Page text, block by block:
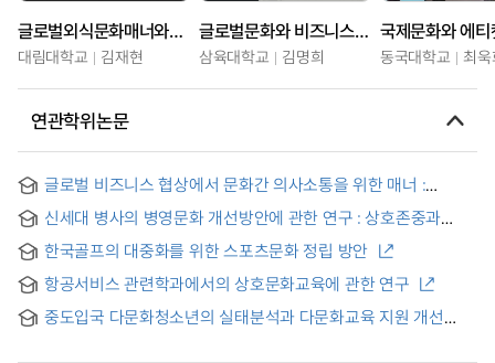
글로벌외식문화매너와에티켓
대림대학교 김재현
글로벌문화와 비즈니스매너
삼육대학교 김명희
국제문화와 에
동국대학교 최
연관학위논문
글로벌 비즈니스 협상에서 문화간 의사소통을 위한 매너 :
f?r interkulturelle Kommunikation in globalen
Wirtschaftsbeziehungen
신세대 병사의 병영문화 개선방안에 관한 연구 : 상호존중과
한국골프의 대중화를 위한 스포츠문화 정립 방안
항공서비스 관련학과에서의 상호문화교육에 관한 연구
중도입국 다문화청소년의 실태분석과 다문화교육 지원 개선